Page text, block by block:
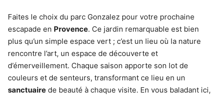
Faites le choix du parc Gonzalez pour votre prochaine
escapade en Provence. Ce jardin remarquable est bien
plus qu’un simple espace vert ; c’est un lieu où la nature
rencontre l’art, un espace de découverte et
d’émerveillement. Chaque saison apporte son lot de
couleurs et de senteurs, transformant ce lieu en un
sanctuaire de beauté à chaque visite. En vous baladant ici,